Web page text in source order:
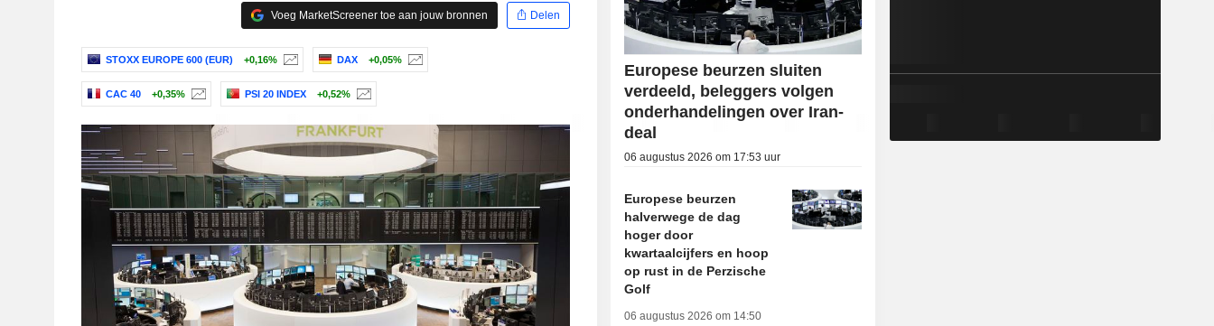
Voeg MarketScreener toe aan jouw bronnen
Delen
STOXX EUROPE 600 (EUR) +0,16% DAX +0,05%
CAC 40 +0,35% PSI 20 INDEX +0,52%
Europese beurzen sluiten
verdeeld, beleggers volgen
onderhandelingen over Iran-
deal
06 augustus 2026 om 17:53 uur
Europese beurzen
halverwege de dag
hoger door
kwartaalcijfers en hoop
op rust in de Perzische
Golf
06 augustus 2026 om 14:50